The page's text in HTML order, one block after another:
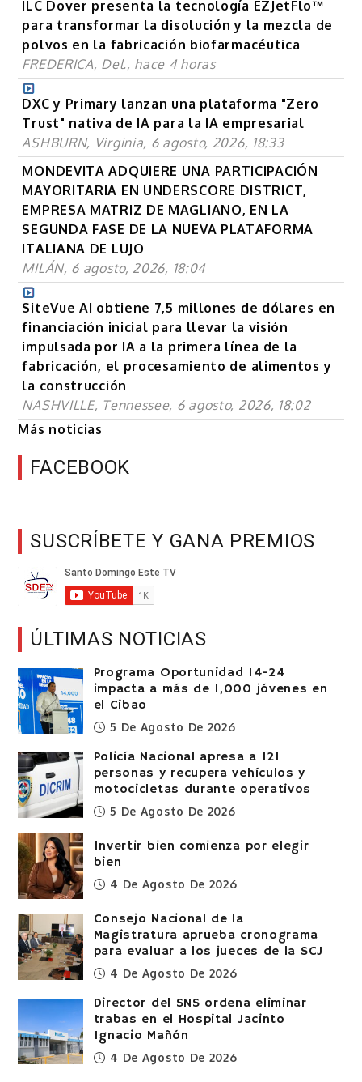
ILC Dover presenta la tecnología EZJetFlo™
para transformar la disolución y la mezcla de
polvos en la fabricación biofarmacéutica
FREDERICA, Del., hace 4 horas
DXC y Primary lanzan una plataforma "Zero
Trust" nativa de IA para la IA empresarial
ASHBURN, Virginia, 6 agosto, 2026, 18:33
MONDEVITA ADQUIERE UNA PARTICIPACIÓN
MAYORITARIA EN UNDERSCORE DISTRICT,
EMPRESA MATRIZ DE MAGLIANO, EN LA
SEGUNDA FASE DE LA NUEVA PLATAFORMA
ITALIANA DE LUJO
MILÁN, 6 agosto, 2026, 18:04
SiteVue AI obtiene 7,5 millones de dólares en
financiación inicial para llevar la visión
impulsada por IA a la primera línea de la
fabricación, el procesamiento de alimentos y
la construcción
NASHVILLE, Tennessee, 6 agosto, 2026, 18:02
Más noticias
FACEBOOK
SUSCRÍBETE Y GANA PREMIOS
ÚLTIMAS NOTICIAS
Programa Oportunidad 14-24
impacta a más de 1,000 jóvenes en
el Cibao
5 De Agosto De 2026
Policía Nacional apresa a 121
personas y recupera vehículos y
motocicletas durante operativos
5 De Agosto De 2026
Invertir bien comienza por elegir
bien
4 De Agosto De 2026
Consejo Nacional de la
Magistratura aprueba cronograma
para evaluar a los jueces de la SCJ
4 De Agosto De 2026
Director del SNS ordena eliminar
trabas en el Hospital Jacinto
Ignacio Mañón
4 De Agosto De 2026